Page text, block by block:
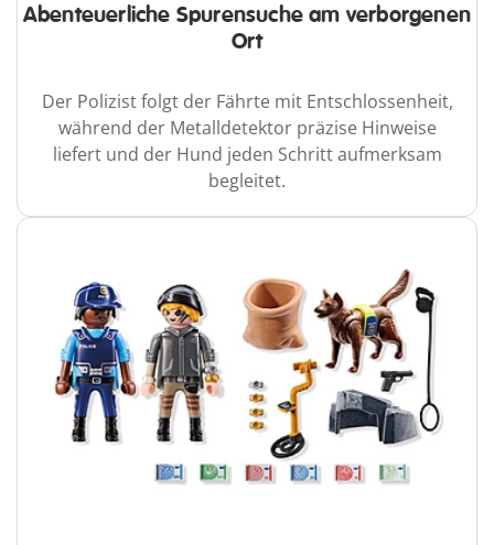
Abenteuerliche Spurensuche am verborgenen
Ort
Der Polizist folgt der Fährte mit Entschlossenheit,
während der Metalldetektor präzise Hinweise
liefert und der Hund jeden Schritt aufmerksam
begleitet.